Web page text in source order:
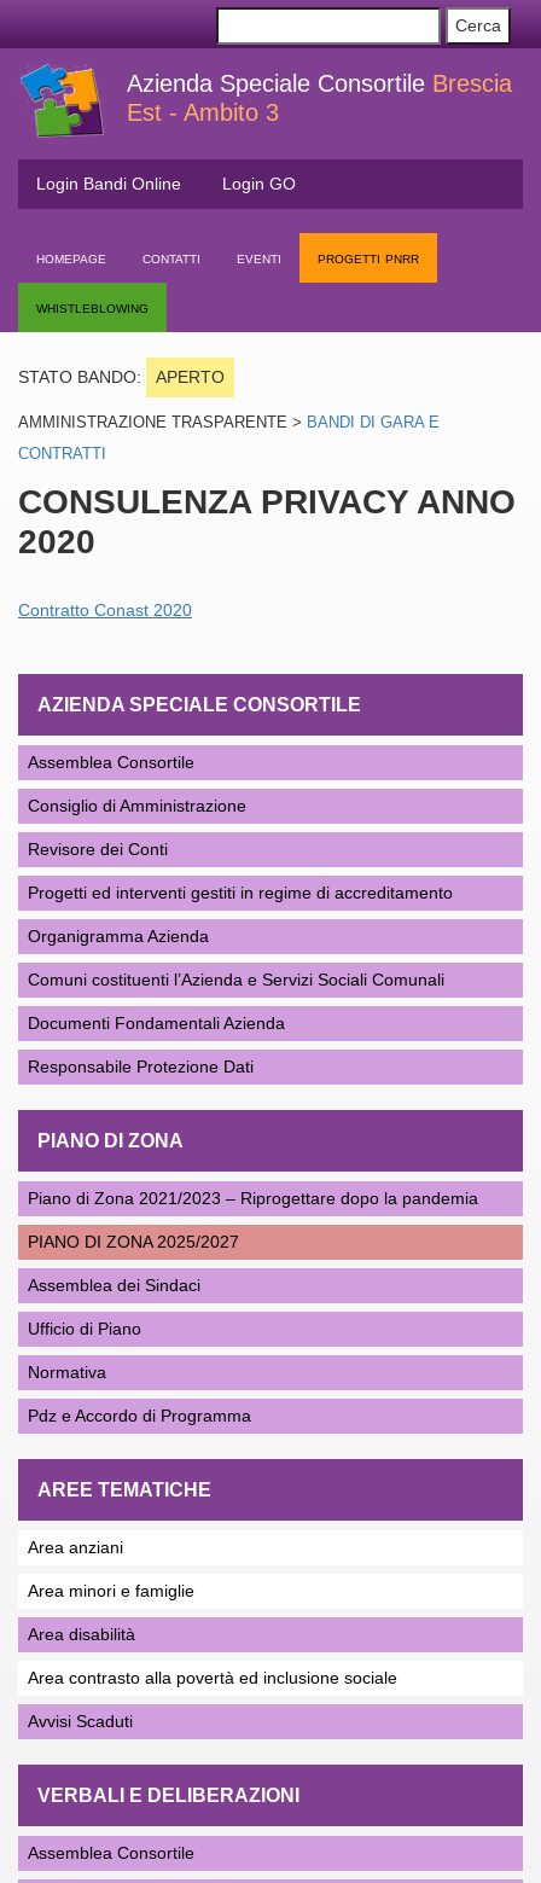
Azienda Speciale Consortile Brescia
Est - Ambito 3
Login Bandi Online Login GO
homepage contatti eventi progetti pnrr
whistleblowing
STATO BANDO: APERTO
AMMINISTRAZIONE TRASPARENTE > BANDI DI GARA E
CONTRATTI
CONSULENZA PRIVACY ANNO
2020
Contratto Conast 2020
AZIENDA SPECIALE CONSORTILE
Assemblea Consortile
Consiglio di Amministrazione
Revisore dei Conti
Progetti ed interventi gestiti in regime di accreditamento
Organigramma Azienda
Comuni costituenti l’Azienda e Servizi Sociali Comunali
Documenti Fondamentali Azienda
Responsabile Protezione Dati
PIANO DI ZONA
Piano di Zona 2021/2023 – Riprogettare dopo la pandemia
PIANO DI ZONA 2025/2027
Assemblea dei Sindaci
Ufficio di Piano
Normativa
Pdz e Accordo di Programma
AREE TEMATICHE
Area anziani
Area minori e famiglie
Area disabilità
Area contrasto alla povertà ed inclusione sociale
Avvisi Scaduti
VERBALI E DELIBERAZIONI
Assemblea Consortile